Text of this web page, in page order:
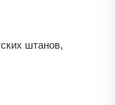
штанов,